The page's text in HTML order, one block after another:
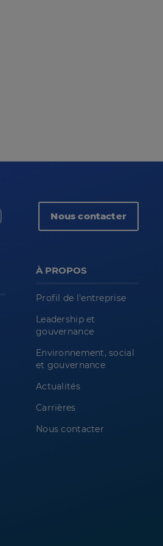
Nous contacter
À PROPOS
Profil de l'entreprise
Leadership et
gouvernance
Environnement, social
et gouvernance
Actualités
Carrières
Nous contacter